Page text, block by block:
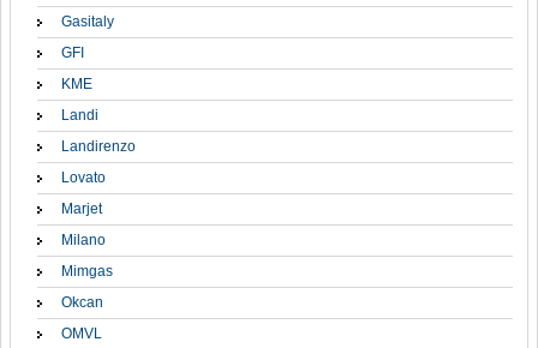
Gasitaly
GFI
KME
Landi
Landirenzo
Lovato
Marjet
Milano
Mimgas
Okcan
OMVL